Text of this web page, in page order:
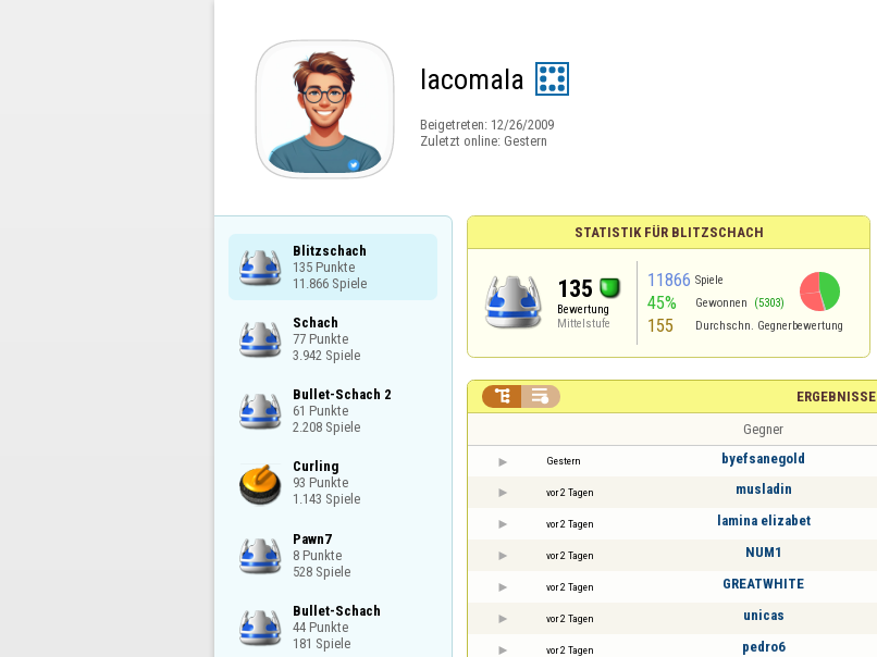
lacomala
Beigetreten: 12/26/2009
Zuletzt online: Gestern
Blitzschach
135 Punkte
11.866 Spiele
Schach
77 Punkte
3.942 Spiele
Bullet-Schach 2
61 Punkte
2.208 Spiele
Curling
93 Punkte
1.143 Spiele
Pawn7
8 Punkte
528 Spiele
Bullet-Schach
44 Punkte
181 Spiele
STATISTIK FÜR BLITZSCHACH
135
Bewertung
Mittelstufe
11866 Spiele
45% Gewonnen (5303)
155 Durchschn. Gegnerbewertung
ERGEBNISSE
 
Gegner
Gestern byefsanegold
vor 2 Tagen musladin
vor 2 Tagen lamina elizabet
vor 2 Tagen NUM1
vor 2 Tagen GREATWHITE
vor 2 Tagen unicas
vor 2 Tagen pedro6